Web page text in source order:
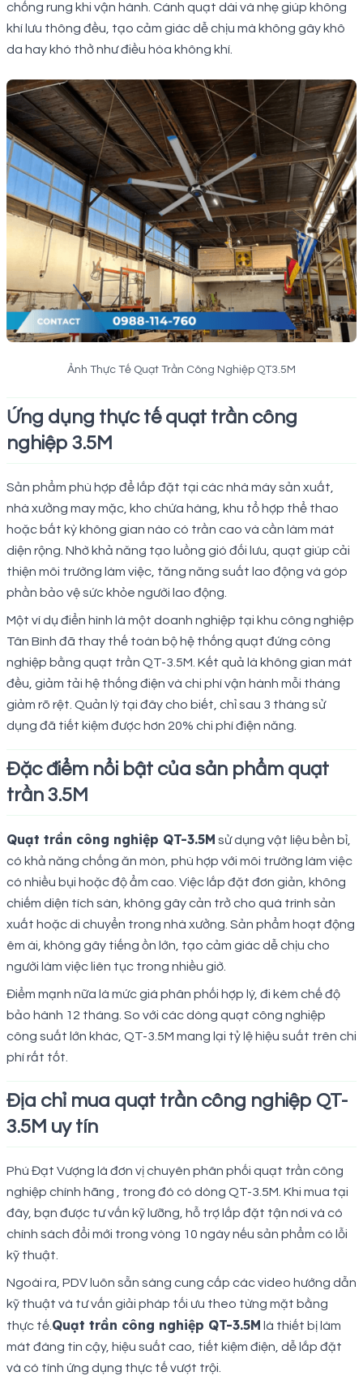
chống rung khi vận hành. Cánh quạt dài và nhẹ giúp không
khí lưu thông đều, tạo cảm giác dễ chịu mà không gây khô
da hay khó thở như điều hòa không khí.
Ảnh Thực Tế Quạt Trần Công Nghiệp QT3.5M
Ứng dụng thực tế quạt trần công
nghiệp 3.5M
Sản phẩm phù hợp để lắp đặt tại các nhà máy sản xuất,
nhà xưởng may mặc, kho chứa hàng, khu tổ hợp thể thao
hoặc bất kỳ không gian nào có trần cao và cần làm mát
diện rộng. Nhờ khả năng tạo luồng gió đối lưu, quạt giúp cải
thiện môi trường làm việc, tăng năng suất lao động và góp
phần bảo vệ sức khỏe người lao động.
Một ví dụ điển hình là một doanh nghiệp tại khu công nghiệp
Tân Bình đã thay thế toàn bộ hệ thống quạt đứng công
nghiệp bằng quạt trần QT-3.5M. Kết quả là không gian mát
đều, giảm tải hệ thống điện và chi phí vận hành mỗi tháng
giảm rõ rệt. Quản lý tại đây cho biết, chỉ sau 3 tháng sử
dụng đã tiết kiệm được hơn 20% chi phí điện năng.
Đặc điểm nổi bật của sản phẩm quạt
trần 3.5M
Quạt trần công nghiệp QT-3.5M sử dụng vật liệu bền bỉ,
có khả năng chống ăn mòn, phù hợp với môi trường làm việc
có nhiều bụi hoặc độ ẩm cao. Việc lắp đặt đơn giản, không
chiếm diện tích sàn, không gây cản trở cho quá trình sản
xuất hoặc di chuyển trong nhà xưởng. Sản phẩm hoạt động
êm ái, không gây tiếng ồn lớn, tạo cảm giác dễ chịu cho
người làm việc liên tục trong nhiều giờ.
Điểm mạnh nữa là mức giá phân phối hợp lý, đi kèm chế độ
bảo hành 12 tháng. So với các dòng quạt công nghiệp
công suất lớn khác, QT-3.5M mang lại tỷ lệ hiệu suất trên chi
phí rất tốt.
Địa chỉ mua quạt trần công nghiệp QT-
3.5M uy tín
Phú Đạt Vượng là đơn vị chuyên phân phối quạt trần công
nghiệp chính hãng , trong đó có dòng QT-3.5M. Khi mua tại
đây, bạn được tư vấn kỹ lưỡng, hỗ trợ lắp đặt tận nơi và có
chính sách đổi mới trong vòng 10 ngày nếu sản phẩm có lỗi
kỹ thuật.
Ngoài ra, PDV luôn sẵn sàng cung cấp các video hướng dẫn
kỹ thuật và tư vấn giải pháp tối ưu theo từng mặt bằng
thực tế.Quạt trần công nghiệp QT-3.5M là thiết bị làm
mát đáng tin cậy, hiệu suất cao, tiết kiệm điện, dễ lắp đặt
và có tính ứng dụng thực tế vượt trội.